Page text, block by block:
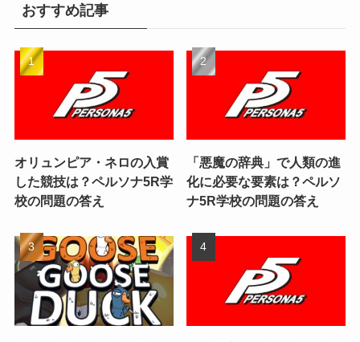
おすすめ記事
オリュンピア・ネロの入賞
した競技は？ペルソナ5R学
校の問題の答え
「悪魔の辞典」で人類の進
化に必要な要素は？ペルソ
ナ5R学校の問題の答え